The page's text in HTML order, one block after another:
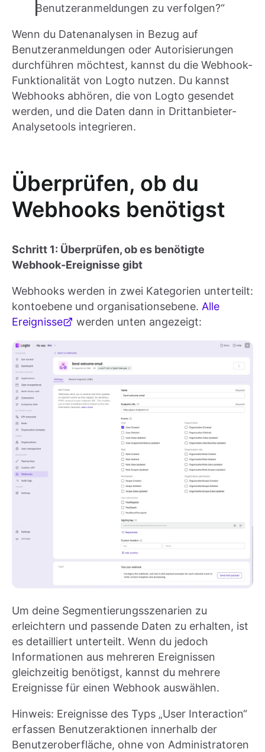
Benutzeranmeldungen zu verfolgen?“
Wenn du Datenanalysen in Bezug auf
Benutzeranmeldungen oder Autorisierungen
durchführen möchtest, kannst du die Webhook-
Funktionalität von Logto nutzen. Du kannst
Webhooks abhören, die von Logto gesendet
werden, und die Daten dann in Drittanbieter-
Analysetools integrieren.
Überprüfen, ob du
Webhooks benötigst
Schritt 1: Überprüfen, ob es benötigte
Webhook-Ereignisse gibt
Webhooks werden in zwei Kategorien unterteilt:
kontoebene und organisationsebene. Alle
Ereignisse
werden unten angezeigt:
Um deine Segmentierungsszenarien zu
erleichtern und passende Daten zu erhalten, ist
es detailliert unterteilt. Wenn du jedoch
Informationen aus mehreren Ereignissen
gleichzeitig benötigst, kannst du mehrere
Ereignisse für einen Webhook auswählen.
Hinweis: Ereignisse des Typs „User Interaction“
erfassen Benutzeraktionen innerhalb der
Benutzeroberfläche, ohne von Administratoren